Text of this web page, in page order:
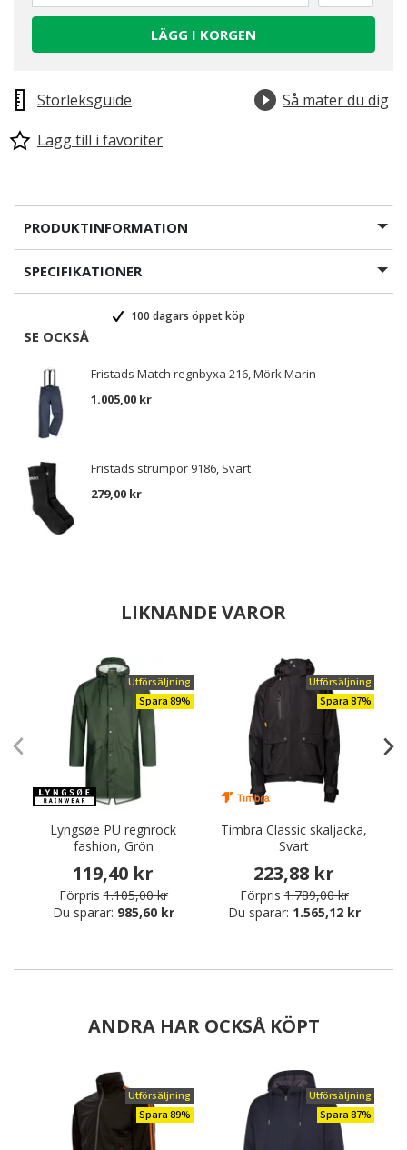
LÄGG I KORGEN
Storleksguide
Så mäter du dig
Lägg till i favoriter
PRODUKTINFORMATION
SPECIFIKATIONER
100 dagars öppet köp
SE OCKSÅ
Fristads Match regnbyxa 216, Mörk Marin
1.005,00 kr
Fristads strumpor 9186, Svart
279,00 kr
LIKNANDE VAROR
Utförsäljning
Spara 89%
Lyngsøe PU regnrock
fashion, Grön
119,40 kr
Förpris 1.105,00 kr
Du sparar: 985,60 kr
Utförsäljning
Spara 87%
Timbra Classic skaljacka,
Svart
223,88 kr
Förpris 1.789,00 kr
Du sparar: 1.565,12 kr
ANDRA HAR OCKSÅ KÖPT
Utförsäljning
Spara 89%
Utförsäljning
Spara 87%